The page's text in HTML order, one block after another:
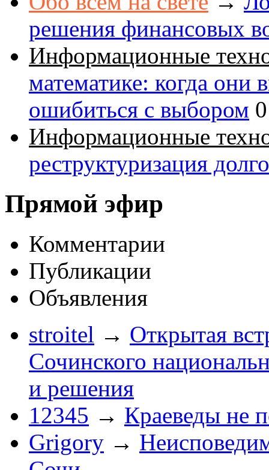
решения финансовых
Информационные
математике: когда они
ошибиться с выбором 0
Информационные
реструктуризация
Прямой эфир
Комментарии
Публикации
Объявления
stroitel → Открытая
Сочинского
и решения
12345 → Краеведы не
Grigory →